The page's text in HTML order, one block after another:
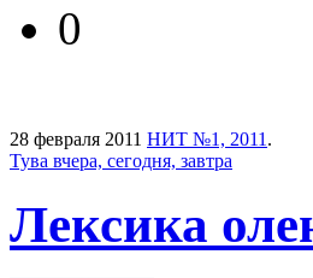
0
28 февраля 2011 НИТ №1, 2011 .
Тува вчера, сегодня, завтра
Лексика